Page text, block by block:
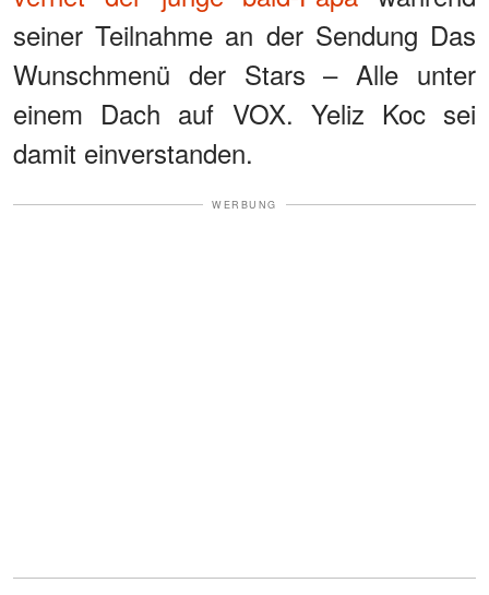
seiner Teilnahme an der Sendung Das
Wunschmenü der Stars – Alle unter
einem Dach auf VOX. Yeliz Koc sei
damit einverstanden.
WERBUNG